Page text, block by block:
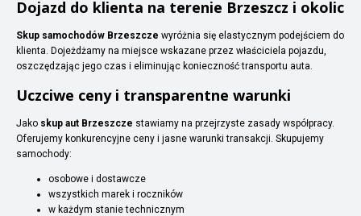
Dojazd do klienta na terenie Brzeszcz i okolic
Skup samochodów Brzeszcze wyróżnia się elastycznym podejściem do
klienta. Dojeżdżamy na miejsce wskazane przez właściciela pojazdu,
oszczędzając jego czas i eliminując konieczność transportu auta.
Uczciwe ceny i transparentne warunki
Jako skup aut Brzeszcze stawiamy na przejrzyste zasady współpracy.
Oferujemy konkurencyjne ceny i jasne warunki transakcji. Skupujemy
samochody:
osobowe i dostawcze
wszystkich marek i roczników
w każdym stanie technicznym